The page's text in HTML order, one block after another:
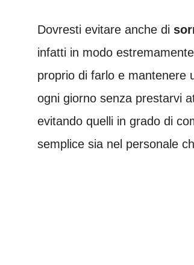
Dovresti evitare anche di
infatti in modo
proprio di farlo e mantenere
ogni giorno senza prestarvi
evitando quelli in grado di
semplice sia nel personale